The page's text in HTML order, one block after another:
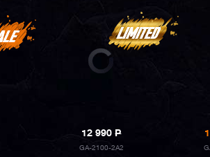
12 990P
GA-2100-2A2